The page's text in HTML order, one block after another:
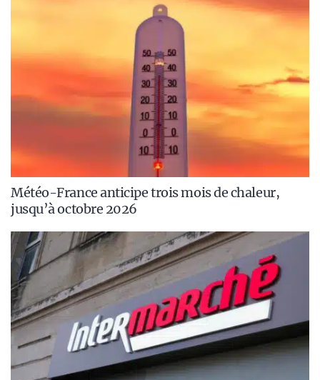
Météo-France anticipe trois mois de chaleur,
jusqu’à octobre 2026